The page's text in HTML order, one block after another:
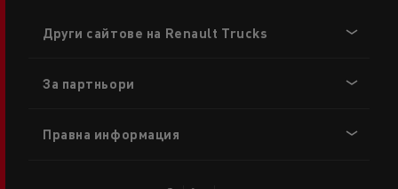
menu
Други сайтове на Renault Trucks
За партньори
Правна информация